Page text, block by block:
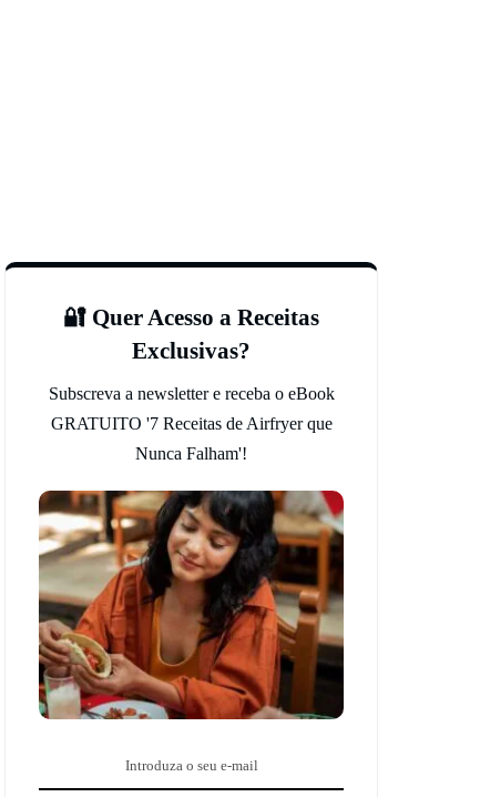
🔐 Quer Acesso a Receitas
Exclusivas?
Subscreva a newsletter e receba o eBook
GRATUITO '7 Receitas de Airfryer que
Nunca Falham'!